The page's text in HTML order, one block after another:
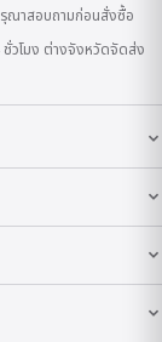
รุณาสอบถามก่อนสั่งซื้อ
วโมง ต่างจังหวัดจัดส่ง